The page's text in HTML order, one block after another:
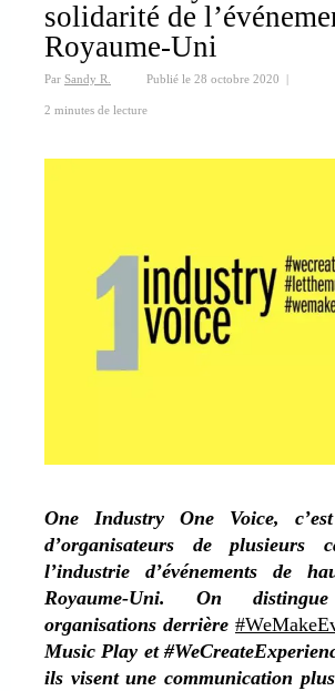
solidarité de
Royaume-Uni
Par Sandy R. Publié le 28 octobre 2020 |
2 minutes de lecture
One Industry One Voice, c’est
d’organisateurs de plusieurs
l’industrie d’événements de
Royaume-Uni. On
organisations derrière
Music Play et
ils visent une communication